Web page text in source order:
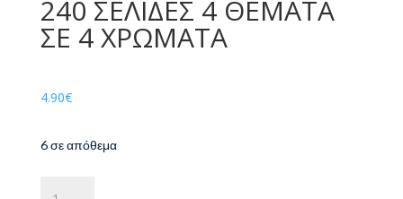
240 ΣΕΛΙΔΕΣ 4 ΘΕΜΑΤΑ
ΣΕ 4 ΧΡΩΜΑΤΑ
4.90€
6 σε απόθεμα